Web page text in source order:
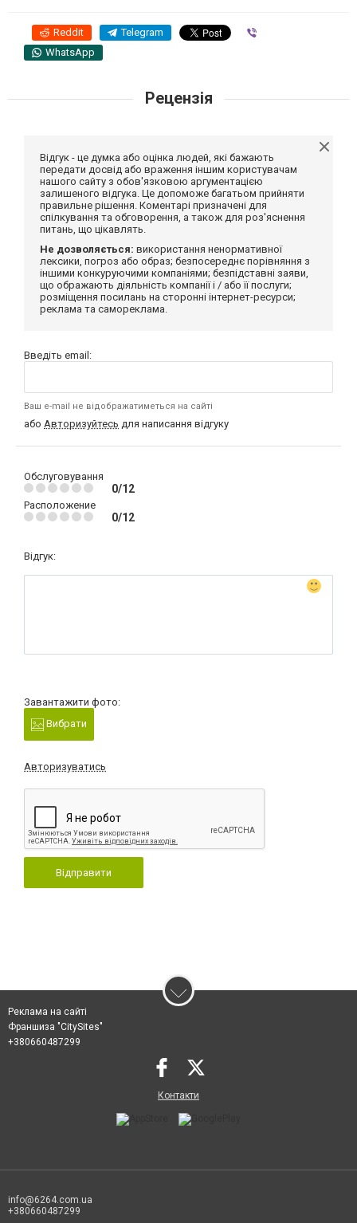
Reddit Telegram
WhatsApp
Рецензія
Відгук - це думка або оцінка людей, які бажають
передати досвід або враження іншим користувачам
нашого сайту з обов'язковою аргументацією
залишеного відгука. Це допоможе багатьом прийняти
правильне рішення. Коментарі призначені для
спілкування та обговорення, а також для роз'яснення
питань, що цікавлять.
Не дозволяється: використання ненормативної
лексики, погроз або образ; безпосереднє порівняння з
іншими конкуруючими компаніями; безпідставні заяви,
що ображають діяльність компанії і / або її послуги;
розміщення посилань на сторонні інтернет-ресурси;
реклама та самореклама.
Введіть email:
Ваш e-mail не відображатиметься на сайті
або Авторизуйтесь для написання відгуку
Обслуговування
0/12
Расположение
0/12
Відгук:
Завантажити фото:
Вибрати
Авторизуватись
Відправити
Реклама на сайті
Франшиза "CitySites"
+380660487299
Контакти
info@6264.com.ua
+380660487299